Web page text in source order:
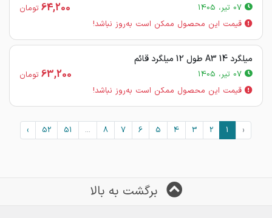
64,200 تومان
قیمت این محصول ممکن است به‌روز نباشد!
میلگرد 14 A3 طول 12 میلگرد قائم
63,200 تومان
قیمت این محصول ممکن است به‌روز نباشد!
‹
1
2
3
4
5
6
7
8
...
51
52
›
برگشت به بالا